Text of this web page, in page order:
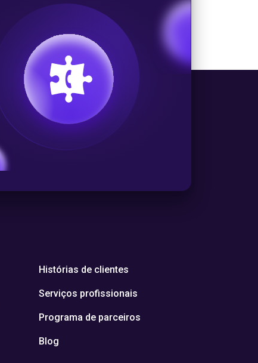
Histórias de clientes
Serviços profissionais
Programa de parceiros
Blog